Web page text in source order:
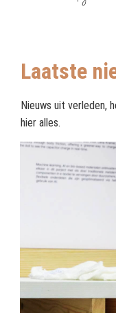
Laatste
Nieuws uit verleden,
hier alles.